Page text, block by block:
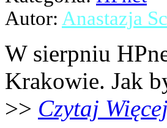
Autor: Anastazja
W sierpniu
Krakowie. Jak
>> Czytaj Więcej